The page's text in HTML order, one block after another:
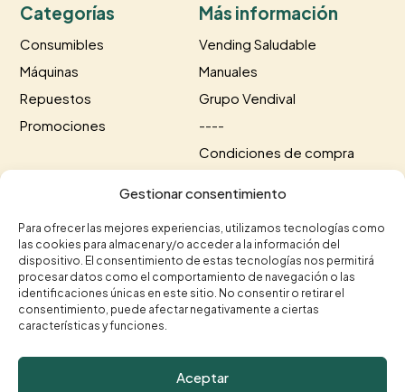
Gestionar consentimiento
Para ofrecer las mejores experiencias, utilizamos tecnologías como
las cookies para almacenar y/o acceder a la información del
dispositivo. El consentimiento de estas tecnologías nos permitirá
procesar datos como el comportamiento de navegación o las
identificaciones únicas en este sitio. No consentir o retirar el
consentimiento, puede afectar negativamente a ciertas
características y funciones.
Aceptar
Categorías
Consumibles
Máquinas
Repuestos
Promociones
Más información
Vending Saludable
Manuales
Grupo Vendival
----
Condiciones de compra
Contacto
 +34 963 75 20 40  +34 615 35 50 96
 contacto@vendival.com
Valencia